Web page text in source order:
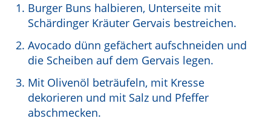
Geschichte
Aktuelle Links
Karriere
Burger Buns halbieren, Unterseite mit
Schärdinger Kräuter Gervais bestreichen.
Avocado dünn gefächert aufschneiden und
die Scheiben auf dem Gervais legen.
Mit Olivenöl beträufeln, mit Kresse
dekorieren und mit Salz und Pfeffer
abschmecken.